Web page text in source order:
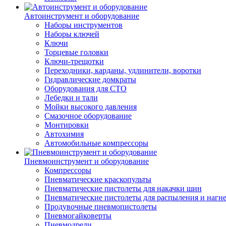
Автоинструмент и оборудование
Наборы инструментов
Наборы ключей
Ключи
Торцевые головки
Ключи-трещотки
Переходники, карданы, удлинители, воротки
Гидравлические домкраты
Оборудования для СТО
Лебедки и тали
Мойки высокого давления
Смазочное оборудование
Монтировки
Автохимия
Автомобильные компрессоры
Пневмоинструмент и оборудование
Компрессоры
Пневматические краскопульты
Пневматические пистолеты для накачки шин
Пневматические пистолеты для распыления и
Продувочные пневмопистолеты
Пневмогайковерты